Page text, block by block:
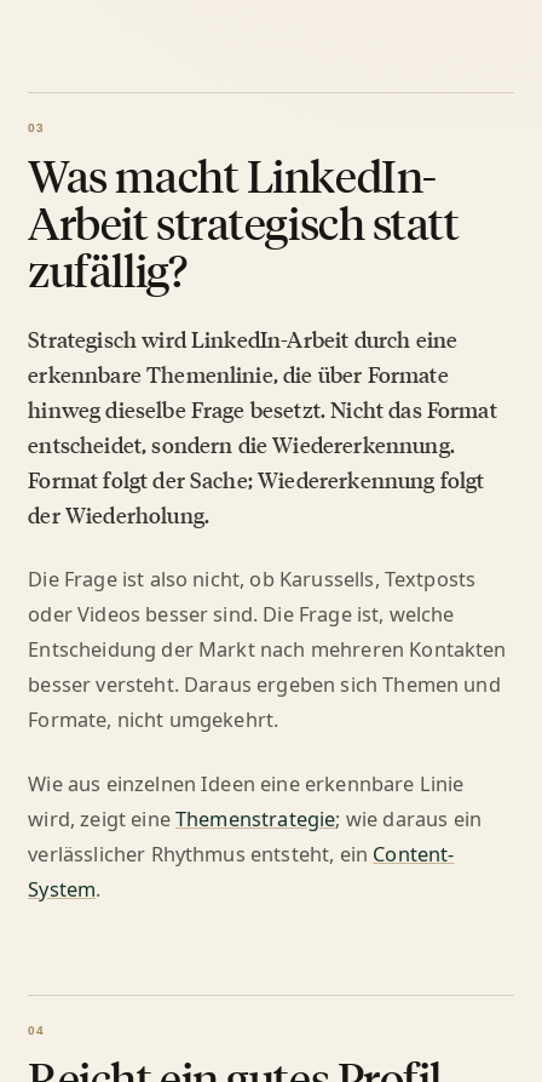
Was macht LinkedIn-
Arbeit strategisch statt
zufällig?
Strategisch wird LinkedIn-Arbeit durch eine
erkennbare Themenlinie, die über Formate
hinweg dieselbe Frage besetzt. Nicht das Format
entscheidet, sondern die Wiedererkennung.
Format folgt der Sache; Wiedererkennung folgt
der Wiederholung.
Die Frage ist also nicht, ob Karussells, Textposts
oder Videos besser sind. Die Frage ist, welche
Entscheidung der Markt nach mehreren Kontakten
besser versteht. Daraus ergeben sich Themen und
Formate, nicht umgekehrt.
Wie aus einzelnen Ideen eine erkennbare Linie
wird, zeigt eineThemenstrategie; wie daraus ein
verlässlicher Rhythmus entsteht, ein Content-
System.